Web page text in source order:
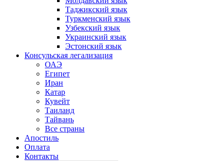
Таджикский язык
Туркменский язык
Узбекский язык
Украинский язык
Эстонский язык
Консульская легализация
ОАЭ
Египет
Иран
Катар
Кувейт
Таиланд
Тайвань
Все страны
Апостиль
Оплата
Контакты